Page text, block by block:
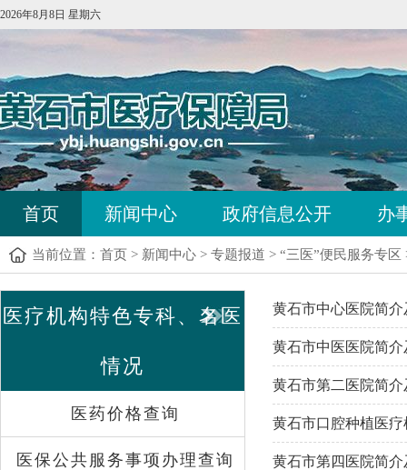
2026年8月8日 星期六
首页 新闻中心 政府信息公开 办
当前位置： 首页 > 新闻中心 > 专题报道 > “三医”便民服务专区
医疗机构特色专科、名医
情况
医药价格查询
医保公共服务事项办理查询
黄石市中心医院简
黄石市中医医院简
黄石市第二医院简
黄石市口腔种植医
黄石市第四医院简